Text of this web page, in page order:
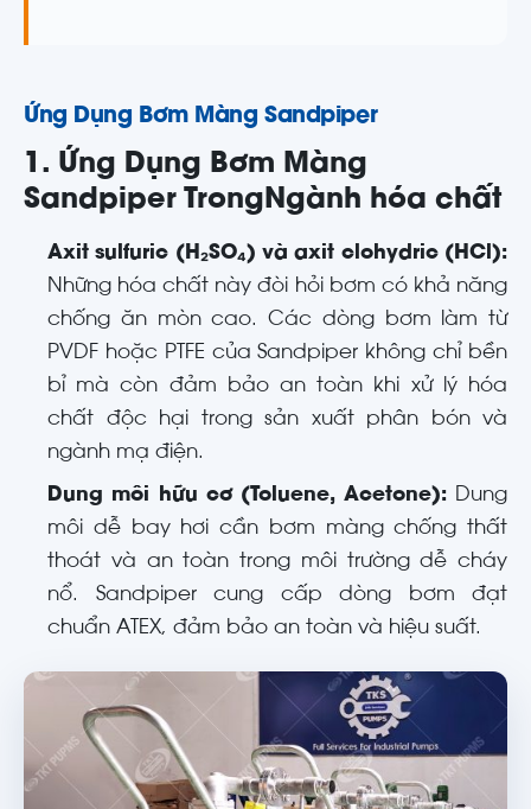
Ứng Dụng Bơm Màng Sandpiper
1. Ứng Dụng Bơm Màng
Sandpiper TrongNgành hóa chất
Axit sulfuric (H₂SO₄) và axit clohydric (HCl):
Những hóa chất này đòi hỏi bơm có khả năng
chống ăn mòn cao. Các dòng bơm làm từ
PVDF hoặc PTFE của Sandpiper không chỉ bền
bỉ mà còn đảm bảo an toàn khi xử lý hóa
chất độc hại trong sản xuất phân bón và
ngành mạ điện.
Dung môi hữu cơ (Toluene, Acetone):Dung
môi dễ bay hơi cần bơm màng chống thất
thoát và an toàn trong môi trường dễ cháy
nổ. Sandpiper cung cấp dòng bơm đạt
chuẩn ATEX, đảm bảo an toàn và hiệu suất.